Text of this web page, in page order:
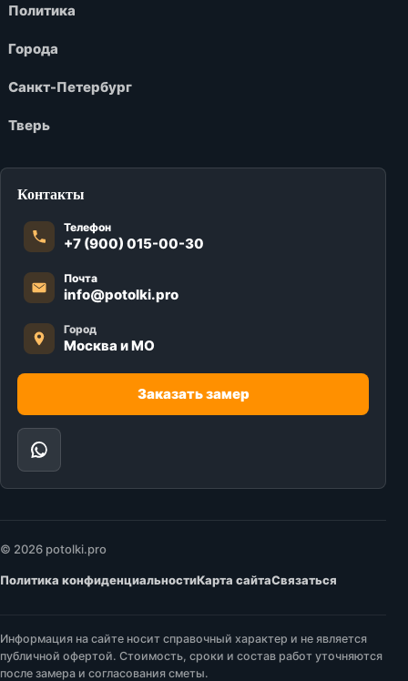
Политика
Города
Санкт-Петербург
Тверь
Контакты
Телефон
+7 (900) 015-00-30
Почта
info@potolki.pro
Город
Москва и МО
Заказать замер
© 2026 potolki.pro
Политика конфиденциальностиКарта сайтаСвязаться
Информация на сайте носит справочный характер и не является
публичной офертой. Стоимость, сроки и состав работ уточняются
после замера и согласования сметы.